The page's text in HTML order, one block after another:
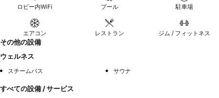
ロビー内WiFi プール 駐車場
エアコン レストラン ジム / フィットネス
その他の設備
ウェルネス
スチームバス サウナ
すべての設備 / サービス